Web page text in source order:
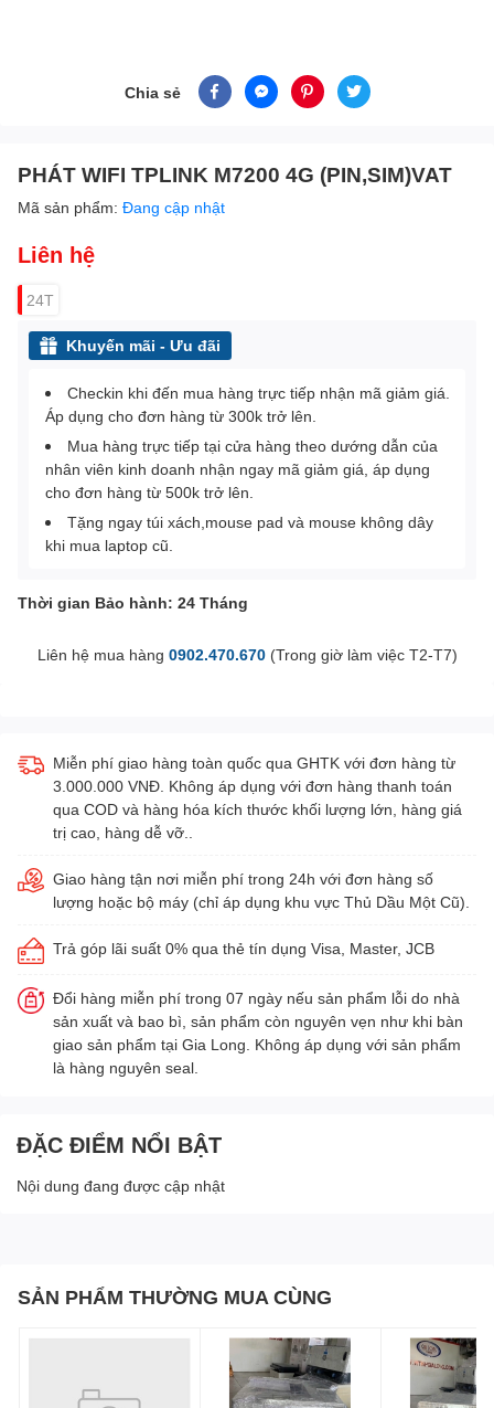
Chia sẻ
PHÁT WIFI TPLINK M7200 4G (PIN,SIM)VAT
Mã sản phẩm: Đang cập nhật
Liên hệ
24T
Khuyến mãi - Ưu đãi
Checkin khi đến mua hàng trực tiếp nhận mã giảm giá.
Áp dụng cho đơn hàng từ 300k trở lên.
Mua hàng trực tiếp tại cửa hàng theo dướng dẫn của
nhân viên kinh doanh nhận ngay mã giảm giá, áp dụng
cho đơn hàng từ 500k trở lên.
Tặng ngay túi xách,mouse pad và mouse không dây
khi mua laptop cũ.
Thời gian Bảo hành: 24 Tháng
Liên hệ mua hàng 0902.470.670(Trong giờ làm việc T2-T7)
Miễn phí giao hàng toàn quốc qua GHTK với đơn hàng từ
3.000.000 VNĐ. Không áp dụng với đơn hàng thanh toán
qua COD và hàng hóa kích thước khối lượng lớn, hàng giá
trị cao, hàng dễ vỡ..
Giao hàng tận nơi miễn phí trong 24h với đơn hàng số
lượng hoặc bộ máy (chỉ áp dụng khu vực Thủ Dầu Một Cũ).
Trả góp lãi suất 0% qua thẻ tín dụng Visa, Master, JCB
Đổi hàng miễn phí trong 07 ngày nếu sản phẩm lỗi do nhà
sản xuất và bao bì, sản phẩm còn nguyên vẹn như khi bàn
giao sản phẩm tại Gia Long. Không áp dụng với sản phẩm
là hàng nguyên seal.
ĐẶC ĐIỂM NỔI BẬT
Nội dung đang được cập nhật
SẢN PHẨM THƯỜNG MUA CÙNG